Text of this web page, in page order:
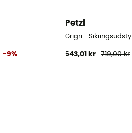
-9%
Petzl
Grigri -
643,01 kr 719,00 kr